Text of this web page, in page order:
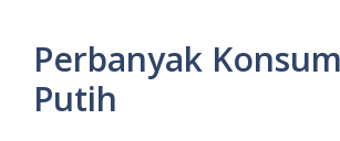
Perbanyak
Putih